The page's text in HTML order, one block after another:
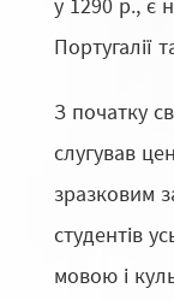
Португалії
З початку
слугував
зразковим
студентів
мовою і